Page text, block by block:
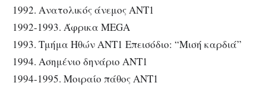
1992. Ανατολικός άνεμος ANT1
1992-1993. Άφρικα MEGA
1993. Τμήμα Ηθών ANT1 Επεισόδιο: “Μισή καρδιά”
1994. Ασημένιο δηνάριο ANT1
1994-1995. Μοιραίο πάθος ANT1